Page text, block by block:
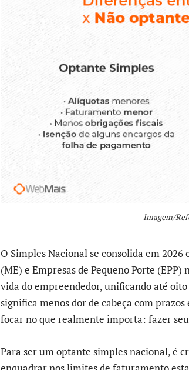
Imagem/
O Simples Nacional se consolida em
(ME) e Empresas de Pequeno Porte
vida do empreendedor, unificando até
significa menos dor de cabeça com
focar no que realmente importa: fazer
Para ser um optante simples nacional, é